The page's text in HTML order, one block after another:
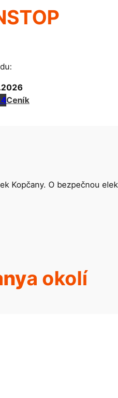
Ceník
Kopčany. O bezpečnou
a okolí